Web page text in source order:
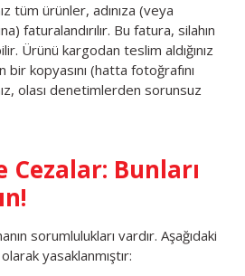
tüm ürünler, adınıza (veya
faturalandırılır. Bu fatura, silahın
Ürünü kargodan teslim aldığınız
bir kopyasını (hatta fotoğrafını
olası denetimlerden sorunsuz
Cezalar: Bunları
sorumlulukları vardır. Aşağıdaki
yasaklanmıştır: